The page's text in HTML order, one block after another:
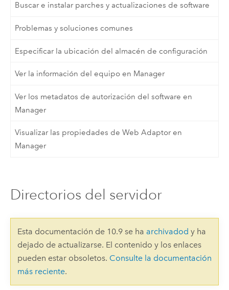
Buscar e instalar parches y actualizaciones de software
Problemas y soluciones comunes
Especificar la ubicación del almacén de configuración
Ver la información del equipo en Manager
Ver los metadatos de autorización del software en
Manager
Visualizar las propiedades de Web Adaptor en
Manager
Directorios del servidor
Esta documentación de 10.9 se ha archivadod y ha
dejado de actualizarse. El contenido y los enlaces
pueden estar obsoletos. Consulte la documentación
más reciente.